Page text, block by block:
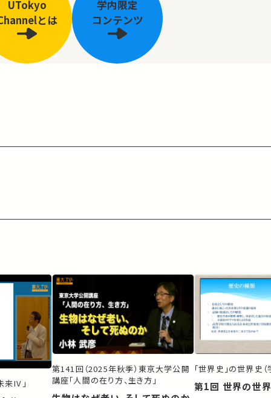
UTokyo
とは
学内限定
コンテンツ
来IV」
第141回（2025年秋季）東京大学公開
講座「人間の在り方、生き方」
「世界史」の世界史
第1回 世界の世